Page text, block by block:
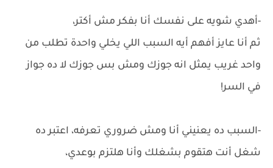
-أهدي شويه على نفسك أنا بفكر مش أكتر،
ثم أنا عايز أفهم أيه السبب اللي يخلي واحدة تطلب من
واحد غريب يمثل انه جوزك ومش بس جوزك لا ده جواز
في السر!
-السبب ده يعنيني أنا ومش ضروري تعرفه، اعتبر ده
شغل أنت هتقوم بشغلك وأنا هلتزم بوعدي،